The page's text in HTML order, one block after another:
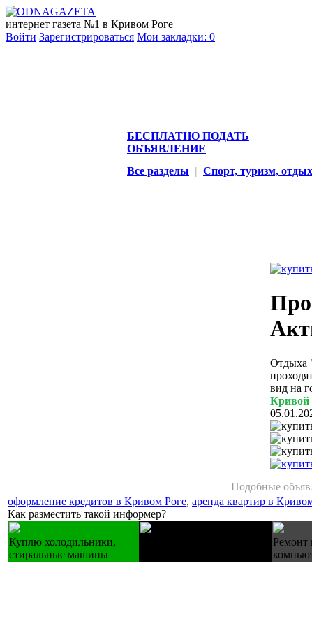
интернет газета №1 в Кривом Роге
Войти Зарегистрироваться Мои закладки: 0
БЕСПЛАТНО ПОДАТЬ
ОБЪЯВЛЕНИЕ
Все разделы | Спорт, туризм, отдых
Отдыха
вид на
Кривой
Подобные
оформление кредитов в Кривом Роге, аренда квартир в
Как разместить такой информер?
Куплю холодильники,
стиральные машины
Ремонт